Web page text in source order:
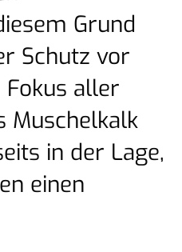
Grund
Schutz vor
aller
Muschelkalk
in der Lage,
einen